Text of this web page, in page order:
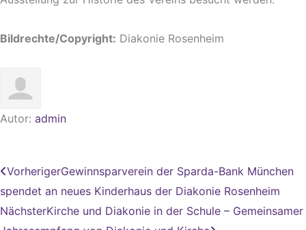
Bildrechte/Copyright: Diakonie Rosenheim
Autor: admin
Zurück
VorherigerGewinnsparverein der Sparda-Bank München
spendet an neues Kinderhaus der Diakonie Rosenheim
NächsterKirche und Diakonie in der Schule – Gemeinsamer
Nächster